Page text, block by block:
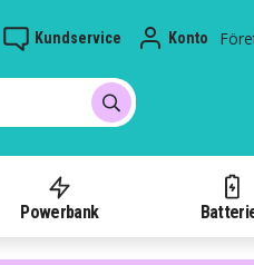
Kundservice Konto
Powerbank